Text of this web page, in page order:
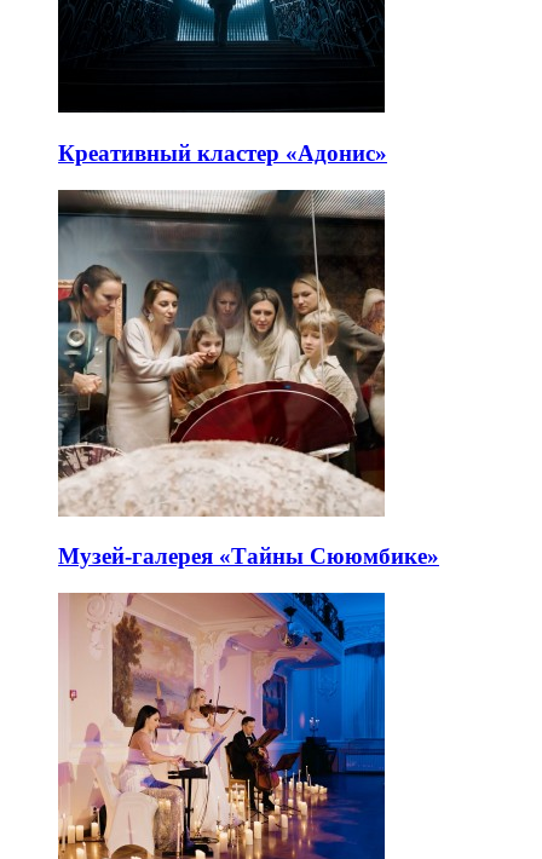
Креативный кластер «Адонис»
Музей-галерея «Тайны Сююмбике»